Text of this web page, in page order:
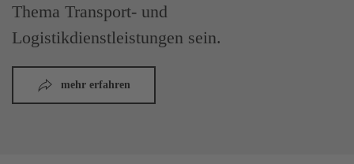
Thema Transport- und
Logistikdienstleistungen sein.
mehr erfahren